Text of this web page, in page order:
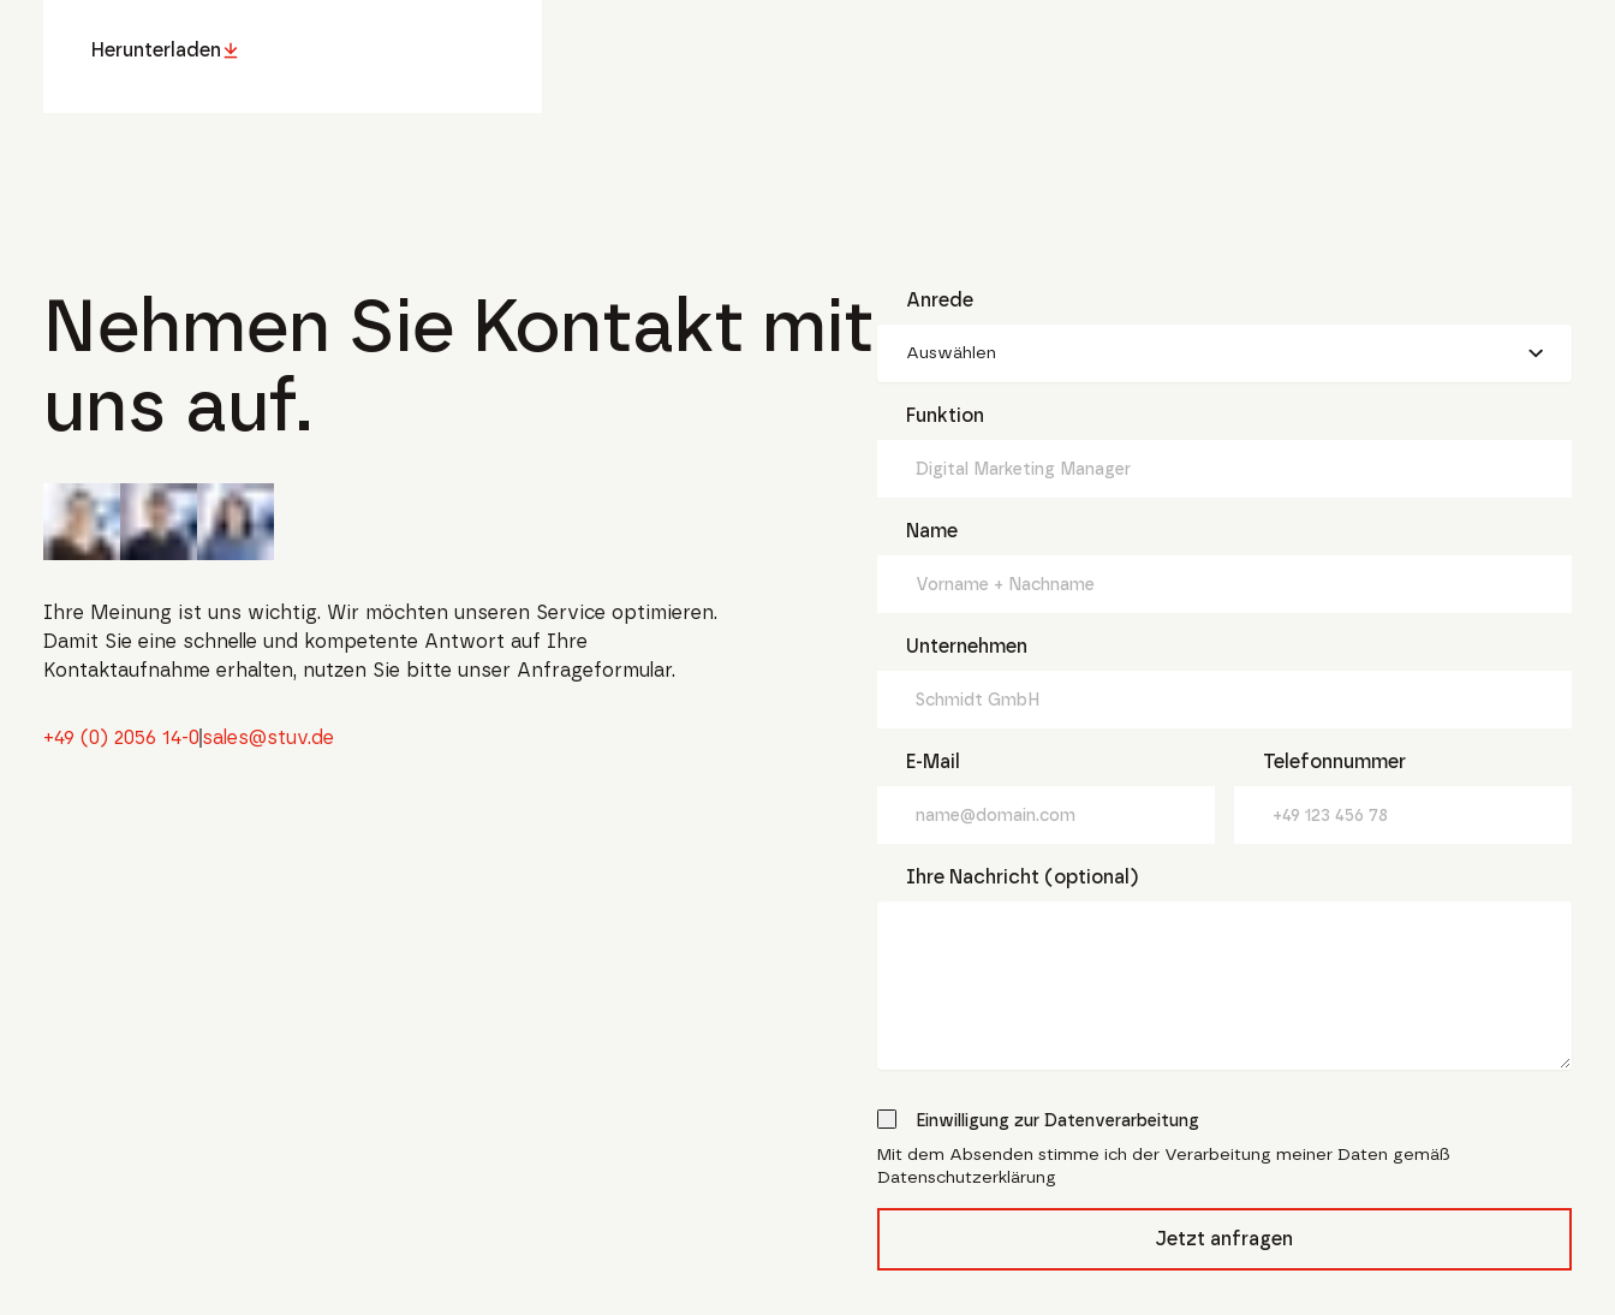
Herunterladen
Nehmen Sie Kontakt mit
uns auf.
Ihre Meinung ist uns wichtig. Wir möchten unseren Service optimieren.
Damit Sie eine schnelle und kompetente Antwort auf Ihre
Kontaktaufnahme erhalten, nutzen Sie bitte unser Anfrageformular.
+49 (0) 2056 14-0 sales@stuv.de
Anrede
Auswählen
Funktion
Name
Unternehmen
E-Mail Telefonnummer
Ihre Nachricht (optional)
Einwilligung zur Datenverarbeitung
Mit dem Absenden stimme ich der Verarbeitung meiner Daten gemäß
Datenschutzerklärung
Jetzt anfragen